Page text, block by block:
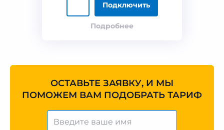
Подключить
Подробнее
ОСТАВЬТЕ ЗАЯВКУ, И МЫ
ПОМОЖЕМ ВАМ ПОДОБРАТЬ ТАРИФ